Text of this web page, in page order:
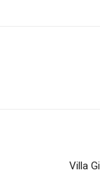
Villa